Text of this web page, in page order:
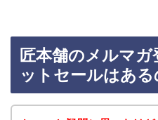
匠本舗のメルマ
ットセールはある